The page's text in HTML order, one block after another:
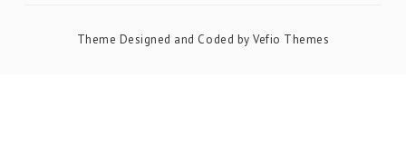
Theme Designed and Coded byVefio Themes